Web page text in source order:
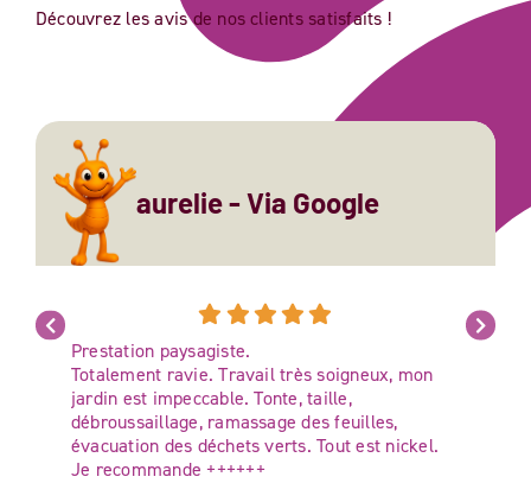
Découvrez les avis de nos clients satisfaits !
aurelie - Via Google
Prestation paysagiste.
Totalement ravie. Travail très soigneux, mon
jardin est impeccable. Tonte, taille,
débroussaillage, ramassage des feuilles,
évacuation des déchets verts. Tout est nickel.
Je recommande ++++++